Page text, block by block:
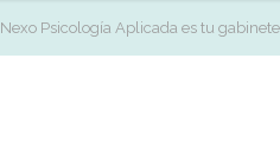
| Nexo Psicología Aplicada es tu